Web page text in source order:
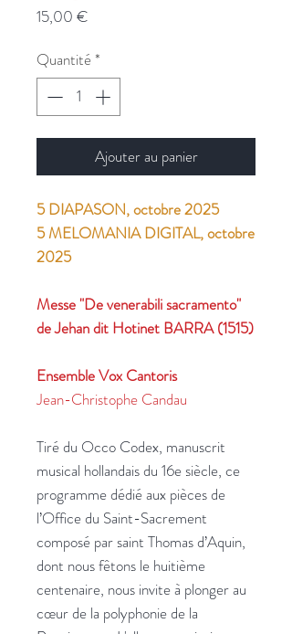
15,00 €
Quantité*
Ajouter au panier
5 DIAPASON, octobre 2025
5 MELOMANIA DIGITAL, octobre
2025
Messe "De venerabili sacramento"
de Jehan dit Hotinet BARRA (1515)
Ensemble Vox Cantoris
Jean-Christophe Candau
Tiré du Occo Codex, manuscrit
musical hollandais du 16e siècle, ce
programme dédié aux pièces de
l’Office du Saint-Sacrement
composé par saint Thomas d’Aquin,
dont nous fêtons le huitième
centenaire, nous invite à plonger au
cœur de la polyphonie de la